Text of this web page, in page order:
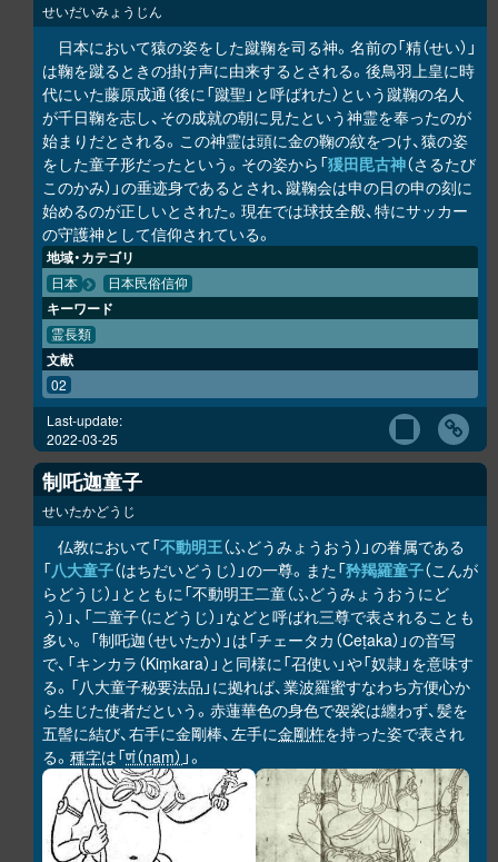
せいだいみょうじん
日本において猿の姿をした蹴鞠を司る神。名前の「精（せい）」
は鞠を蹴るときの掛け声に由来するとされる。後鳥羽上皇に時
代にいた藤原成通（後に「蹴聖」と呼ばれた）という蹴鞠の名人
が千日鞠を志し、その成就の朝に見たという神霊を奉ったのが
始まりだとされる。この神霊は頭に金の鞠の紋をつけ、猿の姿
をした童子形だったという。その姿から「猨田毘古神（さるたび
このかみ）」の垂迹身であるとされ、蹴鞠会は申の日の申の刻に
始めるのが正しいとされた。現在では球技全般、特にサッカー
の守護神として信仰されている。
地域・カテゴリ
日本 日本民俗信仰
キーワード
霊長類
文献
02
Last-update:
2022-03-25
制吒迦童子
せいたかどうじ
仏教において「不動明王（ふどうみょうおう）」の眷属である
「八大童子（はちだいどうじ）」の一尊。また「矜羯羅童子（こんが
らどうじ）」とともに「不動明王二童（ふどうみょうおうにど
う）」、「二童子（にどうじ）」などと呼ばれ三尊で表されることも
多い。 「制吒迦（せいたか）」は「チェータカ（Ceṭaka）」の音写
で、「キンカラ（Kiṃkara）」と同様に「召使い」や「奴隷」を意味す
る。「八大童子秘要法品」に拠れば、業波羅蜜すなわち方便心か
ら生じた使者だという。赤蓮華色の身色で袈裟は纏わず、髪を
五髻に結び、右手に金剛棒、左手に金剛杵を持った姿で表され
る。 種字は「णं（ṇaṃ） 」。